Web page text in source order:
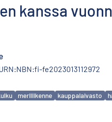
kanssa
fe2023013112972
meriliikenne kauppalaivasto